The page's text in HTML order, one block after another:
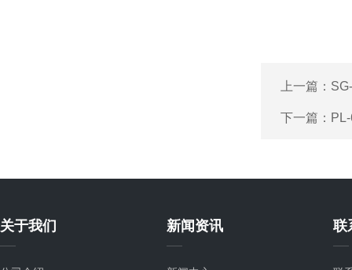
上一篇：
下一篇：
关于我们 新闻资讯 联